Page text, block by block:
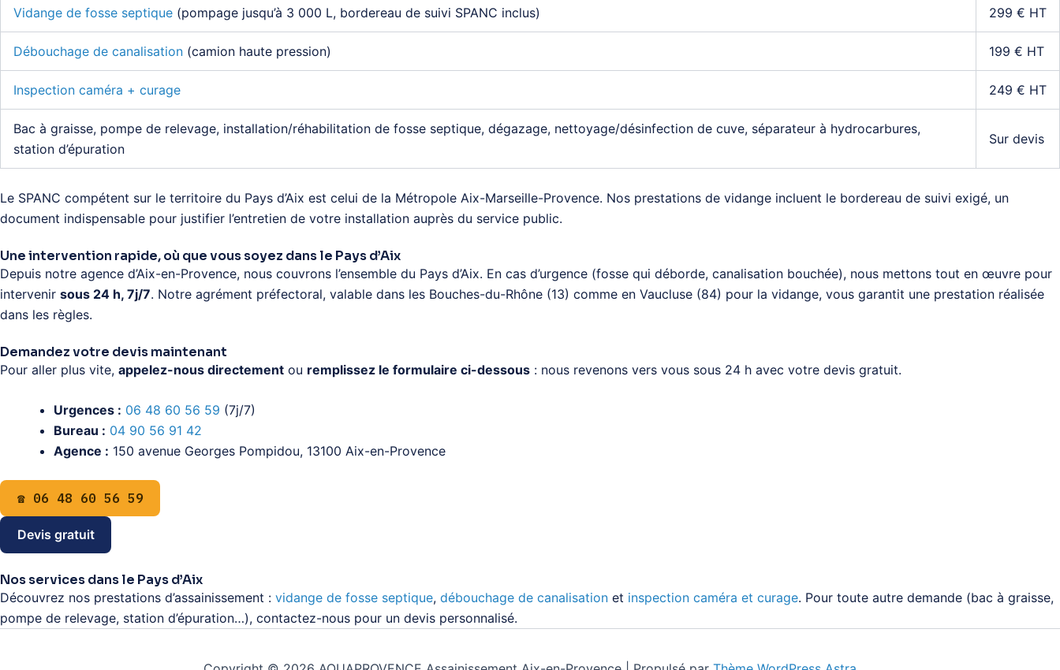
Vidange de fosse septique (pompage jusqu’à 3 000 L, bordereau de suivi SPANC inclus) 299 € HT
Débouchage de canalisation (camion haute pression) 199 € HT
Inspection caméra + curage 249 € HT
Bac à graisse, pompe de relevage, installation/réhabilitation de fosse septique, dégazage, nettoyage/désinfection de cuve, séparateur à hydrocarbures,
station d’épuration
Sur devis
Le SPANC compétent sur le territoire du Pays d’Aix est celui de la Métropole Aix-Marseille-Provence. Nos prestations de vidange incluent le bordereau de suivi exigé, un
document indispensable pour justifier l’entretien de votre installation auprès du service public.
Une intervention rapide, où que vous soyez dans le Pays d’Aix
Depuis notre agence d’Aix-en-Provence, nous couvrons l’ensemble du Pays d’Aix. En cas d’urgence (fosse qui déborde, canalisation bouchée), nous mettons tout en œuvre pour
intervenir sous 24 h, 7j/7. Notre agrément préfectoral, valable dans les Bouches-du-Rhône (13) comme en Vaucluse (84) pour la vidange, vous garantit une prestation réalisée
dans les règles.
Demandez votre devis maintenant
Pour aller plus vite, appelez-nous directement ou remplissez le formulaire ci-dessous : nous revenons vers vous sous 24 h avec votre devis gratuit.
Urgences : 06 48 60 56 59 (7j/7)
Bureau : 04 90 56 91 42
Agence : 150 avenue Georges Pompidou, 13100 Aix-en-Provence
☎ 06 48 60 56 59
Devis gratuit
Nos services dans le Pays d’Aix
Découvrez nos prestations d’assainissement : vidange de fosse septique, débouchage de canalisation et inspection caméra et curage. Pour toute autre demande (bac à graisse,
pompe de relevage, station d’épuration…), contactez-nous pour un devis personnalisé.